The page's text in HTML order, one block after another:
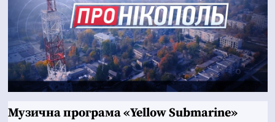
Музична програма «Yellow Submarine»